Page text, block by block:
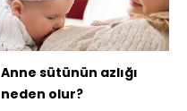
Anne sütünün azlığı
neden olur?